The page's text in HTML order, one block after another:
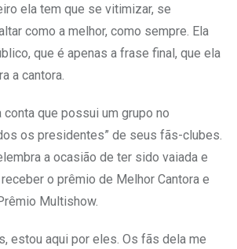
ela tem que se vitimizar, se
como a melhor, como sempre. Ela
que é apenas a frase final, que ela
a cantora.
conta que possui um grupo no
os presidentes” de seus fãs-clubes.
a ocasião de ter sido vaiada e
o prêmio de Melhor Cantora e
Multishow.
estou aqui por eles. Os fãs dela me